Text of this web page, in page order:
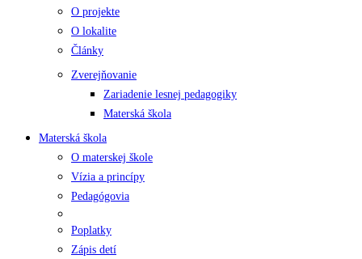
O projekte
O lokalite
Články
Zverejňovanie
Zariadenie lesnej pedagogiky
Materská škola
Materská škola
O materskej škole
Vízia a princípy
Pedagógovia
Poplatky
Zápis detí